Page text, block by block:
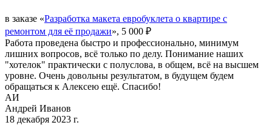
в заказе «Разработка макета евробуклета о квартире с
ремонтом для её продажи», 5 000 ₽
Работа проведена быстро и профессионально, минимум
лишних вопросов, всё только по делу. Понимание наших
"хотелок" практически с полуслова, в общем, всё на высшем
уровне. Очень довольны результатом, в будущем будем
обращаться к Алексею ещё. Спасибо!
АИ
Андрей Иванов
18 декабря 2023 г.